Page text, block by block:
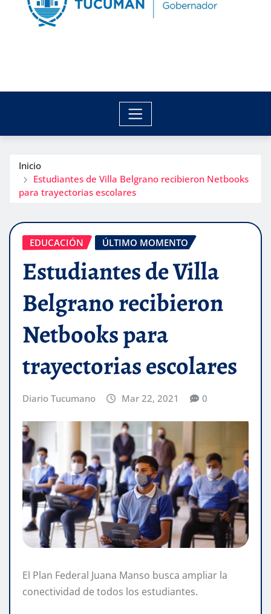
Inicio
Estudiantes de Villa Belgrano recibieron Netbooks
para trayectorias escolares
EDUCACIÓN ÚLTIMO MOMENTO
Estudiantes de Villa
Belgrano recibieron
Netbooks para
trayectorias escolares
Diario Tucumano Mar 22, 2021 0
El Plan Federal Juana Manso busca ampliar la
conectividad de todos los estudiantes.